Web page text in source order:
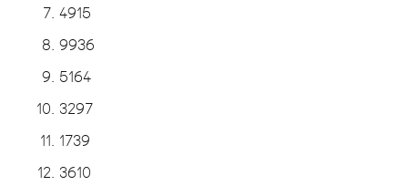
4915
9936
5164
3297
1739
3610